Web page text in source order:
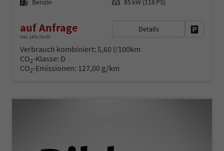
Benzin 85 kW (116 PS)
auf Anfrage
inkl. 19% MwSt.
Details
Verbrauch kombiniert: 5,60 l/100km
CO2-Klasse: D
CO2-Emissionen: 127,00 g/km